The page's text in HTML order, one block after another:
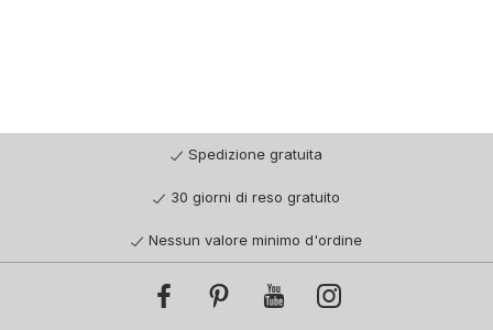
Spedizione gratuita
30 giorni di reso gratuito
Nessun valore minimo d'ordine